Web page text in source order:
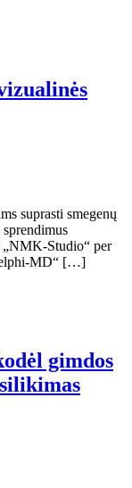
suprasti smegenų
„NMK-Studio“ per
MD“ […]
gimdos